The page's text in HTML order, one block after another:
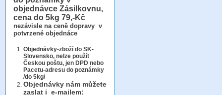
objednávce Zásilkovnu,
cena do 5kg 79,-Kč
nezávisle na ceně dopravy v
potvrzené objednáce
Objednávky-zboží do SK-
Slovensko, nelze použít
Českou poštu, jen DPD nebo
Pacetu-adresu do poznámky
/do 5kg/
Objednávky nám můžete
zaslat i e-mailem: